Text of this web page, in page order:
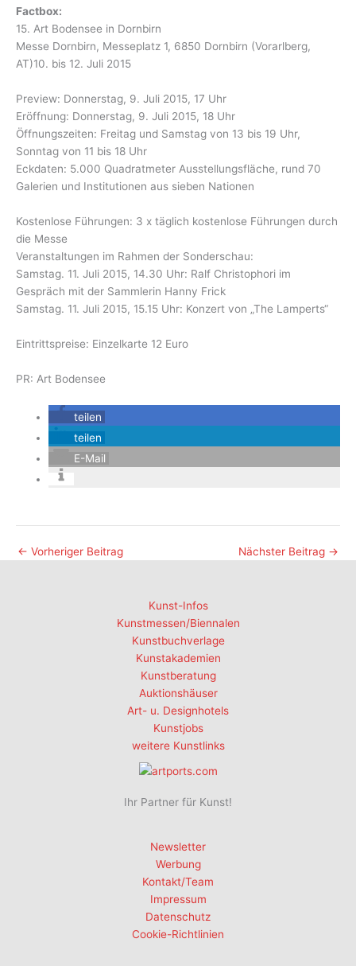
Factbox:
15. Art Bodensee in Dornbirn
Messe Dornbirn, Messeplatz 1, 6850 Dornbirn (Vorarlberg,
AT)10. bis 12. Juli 2015
Preview: Donnerstag, 9. Juli 2015, 17 Uhr
Eröffnung: Donnerstag, 9. Juli 2015, 18 Uhr
Öffnungszeiten: Freitag und Samstag von 13 bis 19 Uhr,
Sonntag von 11 bis 18 Uhr
Eckdaten: 5.000 Quadratmeter Ausstellungsfläche, rund 70
Galerien und Institutionen aus sieben Nationen
Kostenlose Führungen: 3 x täglich kostenlose Führungen durch
die Messe
Veranstaltungen im Rahmen der Sonderschau:
Samstag. 11. Juli 2015, 14.30 Uhr: Ralf Christophori im
Gespräch mit der Sammlerin Hanny Frick
Samstag. 11. Juli 2015, 15.15 Uhr: Konzert von „The Lamperts“
Eintrittspreise: Einzelkarte 12 Euro
PR: Art Bodensee
teilen
teilen
E-Mail
← Vorheriger Beitrag Nächster Beitrag →
Kunst-Infos
Kunstmessen/Biennalen
Kunstbuchverlage
Kunstakademien
Kunstberatung
Auktionshäuser
Art- u. Designhotels
Kunstjobs
weitere Kunstlinks
Ihr Partner für Kunst!
Newsletter
Werbung
Kontakt/Team
Impressum
Datenschutz
Cookie-Richtlinien